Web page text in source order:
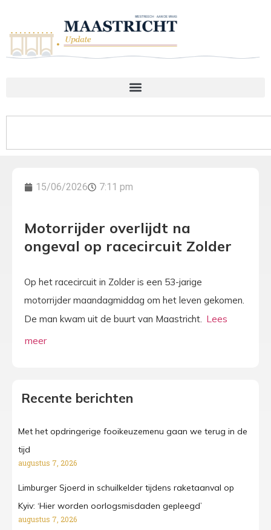
15/06/2026 7:11 pm
Motorrijder overlijdt na
ongeval op racecircuit Zolder
Op het racecircuit in Zolder is een 53-jarige
motorrijder maandagmiddag om het leven gekomen.
De man kwam uit de buurt van Maastricht.
Recente berichten
Met het opdringerige fooikeuzemenu gaan we terug in de
tijd
augustus 7, 2026
Limburger Sjoerd in schuilkelder tijdens raketaanval op
Kyiv: ‘Hier worden oorlogsmisdaden gepleegd’
augustus 7, 2026